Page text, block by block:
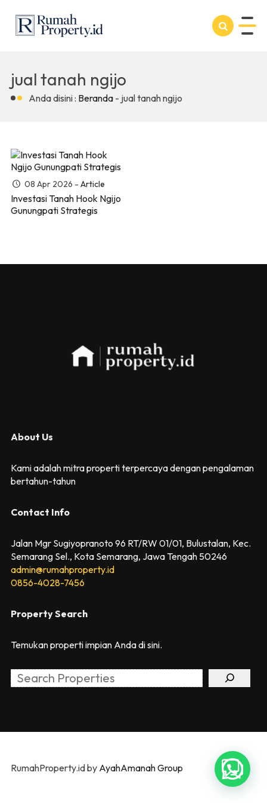
jual tanah ngijo
Anda disini : Beranda - jual tanah ngijo
08 Apr 2026 - Article
Investasi Tanah Hook Ngijo
Gunungpati Strategis
About Us
Kami adalah mitra properti terpercaya dengan pengalaman
bertahun-tahun
Contact Info
Jalan Mgr Sugiyopranoto 96 RT/RW 01/01, Bulustalan, Kec.
Semarang Sel., Kota Semarang, Jawa Tengah 50246
admin@rumahproperty.id
0856-4028-7456
Property Search
Temukan properti impian Anda di sini.
Search
RumahProperty.id by AyahAmanah Group